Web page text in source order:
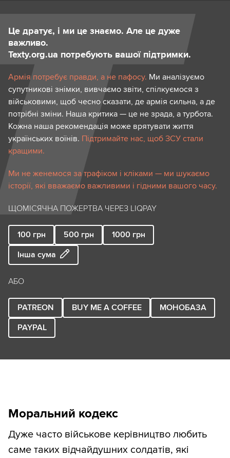
Це дратує, і ми це знаємо. Але це дуже
важливо.
Texty.org.ua потребують вашої підтримки.
Армія потребує правди, а не пафосу. Ми аналізуємо
супутникові знімки, вивчаємо звіти, спілкуємося з
військовими, щоб чесно сказати, де армія сильна, а де
потрібні зміни. Наша критика — це не зрада, а турбота.
Кожна наша рекомендація може врятувати життя
українських воїнів. Підтримайте нас, щоб ЗСУ стали
кращими.
Ми не женемося за трафіком і кліками — ми шукаємо
історії, які вважаємо важливими і гідними вашого часу.
ЩОМІСЯЧНА ПОЖЕРТВА ЧЕРЕЗ LIQPAY
100 грн 500 грн 1000 грн
Інша сума
АБО
PATREON BUY ME A COFFEE
МОНОБАЗА
PAYPAL
Моральний кодекс
Дуже часто військове керівництво любить
саме таких відчайдушних солдатів, які